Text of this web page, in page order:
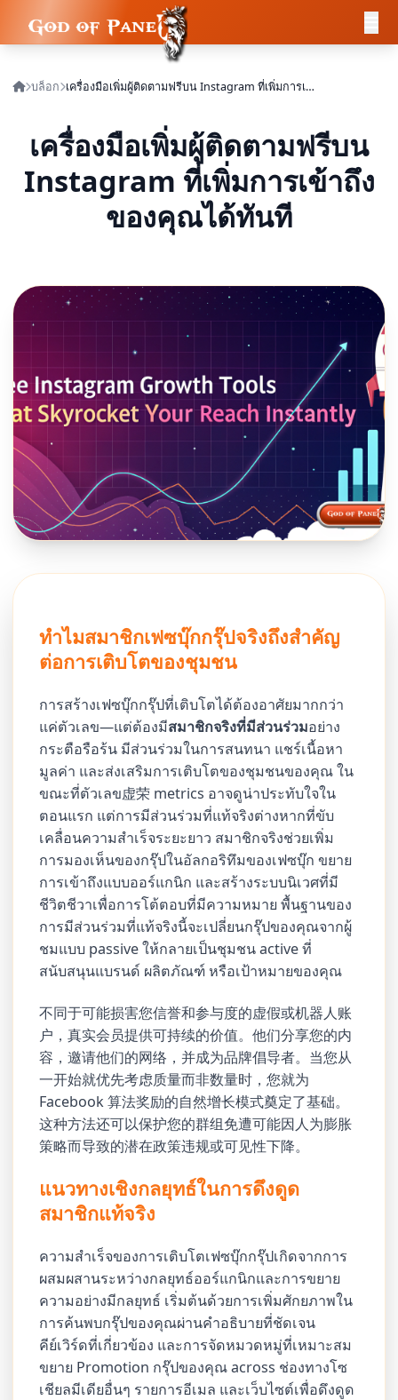
บล็อก เครื่องมือเพิ่มผู้ติดตามฟรีบน Instagram ที่เพิ่มการเข้าถึงของคุณได้ทันที
เครื่องมือเพิ่มผู้ติดตามฟรีบน
Instagram ที่เพิ่มการเข้าถึง
ของคุณได้ทันที
ทำไมสมาชิกเฟซบุ๊กกรุ๊ปจริงถึงสำคัญ
ต่อการเติบโตของชุมชน
การสร้างเฟซบุ๊กกรุ๊ปที่เติบโตได้ต้องอาศัยมากกว่า
แค่ตัวเลข—แต่ต้องมีสมาชิกจริงที่มีส่วนร่วมอย่าง
กระตือรือร้น มีส่วนร่วมในการสนทนา แชร์เนื้อหา
มูลค่า และส่งเสริมการเติบโตของชุมชนของคุณ ใน
ขณะที่ตัวเลข虚荣 metrics อาจดูน่าประทับใจใน
ตอนแรก แต่การมีส่วนร่วมที่แท้จริงต่างหากที่ขับ
เคลื่อนความสำเร็จระยะยาว สมาชิกจริงช่วยเพิ่ม
การมองเห็นของกรุ๊ปในอัลกอริทึมของเฟซบุ๊ก ขยาย
การเข้าถึงแบบออร์แกนิก และสร้างระบบนิเวศที่มี
ชีวิตชีวาเพื่อการโต้ตอบที่มีความหมาย พื้นฐานของ
การมีส่วนร่วมที่แท้จริงนี้จะเปลี่ยนกรุ๊ปของคุณจากผู้
ชมแบบ passive ให้กลายเป็นชุมชน active ที่
สนับสนุนแบรนด์ ผลิตภัณฑ์ หรือเป้าหมายของคุณ
不同于可能损害您信誉和参与度的虚假或机器人账
户，真实会员提供可持续的价值。他们分享您的内
容，邀请他们的网络，并成为品牌倡导者。当您从
一开始就优先考虑质量而非数量时，您就为
Facebook 算法奖励的自然增长模式奠定了基础。
这种方法还可以保护您的群组免遭可能因人为膨胀
策略而导致的潜在政策违规或可见性下降。
แนวทางเชิงกลยุทธ์ในการดึงดูด
สมาชิกแท้จริง
ความสำเร็จของการเติบโตเฟซบุ๊กกรุ๊ปเกิดจากการ
ผสมผสานระหว่างกลยุทธ์ออร์แกนิกและการขยาย
ความอย่างมีกลยุทธ์ เริ่มต้นด้วยการเพิ่มศักยภาพใน
การค้นพบกรุ๊ปของคุณผ่านคำอธิบายที่ชัดเจน
คีย์เวิร์ดที่เกี่ยวข้อง และการจัดหมวดหมู่ที่เหมาะสม
ขยาย Promotion กรุ๊ปของคุณ across ช่องทางโซ
เชียลมีเดียอื่นๆ รายการอีเมล และเว็บไซต์เพื่อดึงดูด